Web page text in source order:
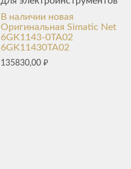
В наличии новая
Оригинальная Simatic Net
6GK1143-0TA02
6GK11430TA02
135830,00₽